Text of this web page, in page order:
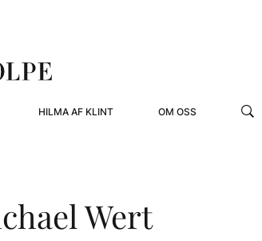
HILMA AF KLINT OM OSS
Wert